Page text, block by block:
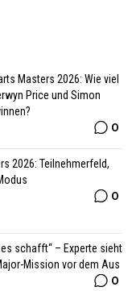
Masters 2026: Wie viel
Price und Simon
0
2026: Teilnehmerfeld,
0
schafft“ – Experte sieht
Mission vor dem Aus
0